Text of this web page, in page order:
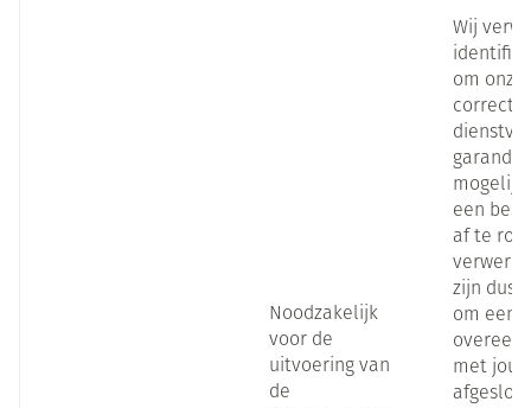
Noodzakelijk
voor de
uitvoering van
de
Wij
om onze
correcte
mogelijk
een
af te
zijn dus
om een
met jou